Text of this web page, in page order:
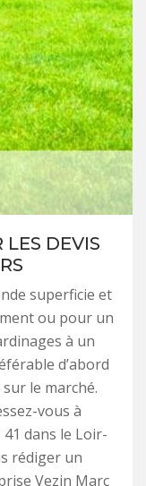
LES DEVIS
superficie et
ou pour un
à un
d’abord
le marché.
vous à
dans le Loir-
rédiger un
Vezin Marc